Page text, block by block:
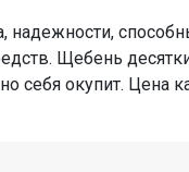
надежности,
Щебень
окупит. Цена